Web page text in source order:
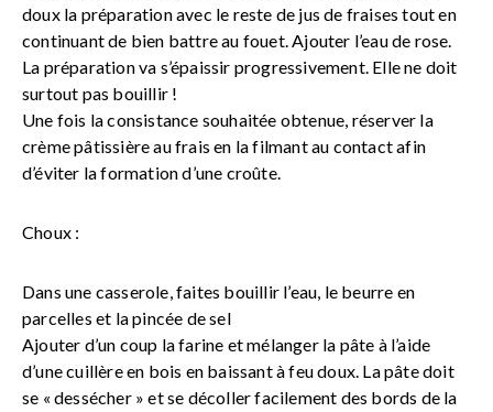
doux la préparation avec le reste de jus de fraises tout en
continuant de bien battre au fouet. Ajouter l’eau de rose.
La préparation va s’épaissir progressivement. Elle ne doit
surtout pas bouillir !
Une fois la consistance souhaitée obtenue, réserver la
crème pâtissière au frais en la filmant au contact afin
d’éviter la formation d’une croûte.
Choux :
Dans une casserole, faites bouillir l’eau, le beurre en
parcelles et la pincée de sel
Ajouter d’un coup la farine et mélanger la pâte à l’aide
d’une cuillère en bois en baissant à feu doux. La pâte doit
se « dessécher » et se décoller facilement des bords de la